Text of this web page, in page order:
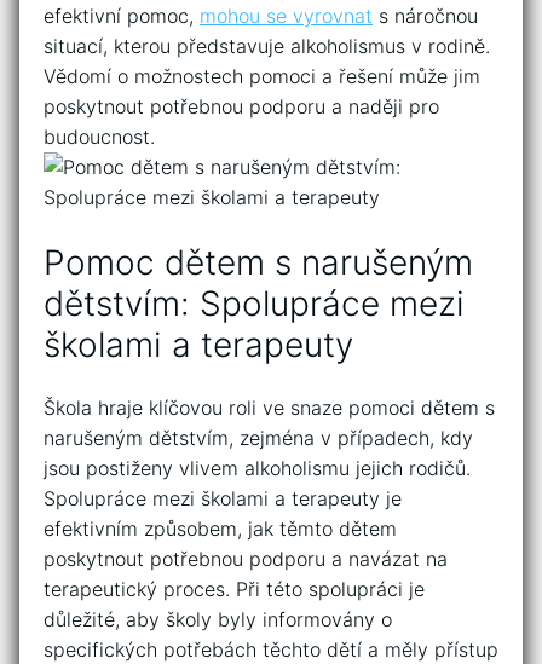
efektivní ⁢pomoc, mohou se⁤ vyrovnat ⁤s náročnou⁢
situací, kterou představuje alkoholismus v ⁣rodině.
Vědomí o možnostech pomoci a řešení může jim
poskytnout potřebnou podporu a ⁣naději pro
budoucnost.
Pomoc dětem s narušeným
dětstvím: ⁢Spolupráce mezi
školami a terapeuty
Škola hraje klíčovou roli ve snaze pomoci dětem s
narušeným dětstvím, zejména v případech, kdy
jsou postiženy vlivem alkoholismu⁢ jejich ​rodičů.
Spolupráce mezi školami⁣ a terapeuty je
efektivním způsobem, jak těmto dětem
poskytnout potřebnou podporu ‌a navázat ‍na
terapeutický proces. ⁣Při této spolupráci je
důležité, aby školy byly informovány o
specifických potřebách těchto dětí a měly⁣ přístup